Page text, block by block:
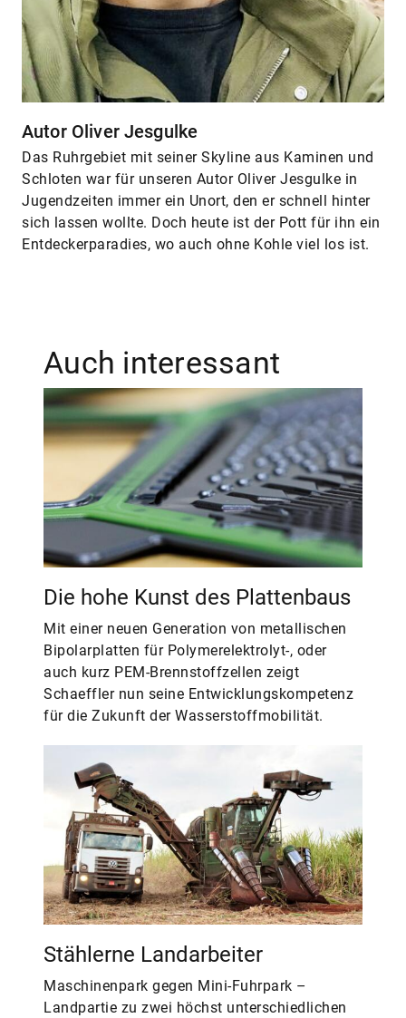
Autor Oliver Jesgulke
Das Ruhrgebiet mit seiner Skyline aus Kaminen und
Schloten war für unseren Autor Oliver Jesgulke in
Jugendzeiten immer ein Unort, den er schnell hinter
sich lassen wollte. Doch heute ist der Pott für ihn ein
Entdeckerparadies, wo auch ohne Kohle viel los ist.
Auch interessant
Die hohe Kunst des Plattenbaus
Mit einer neuen Generation von metallischen
Bipolarplatten für Polymerelektrolyt-, oder
auch kurz PEM-Brennstoffzellen zeigt
Schaeffler nun seine Entwicklungskompetenz
für die Zukunft der Wasserstoffmobilität.
Stählerne Landarbeiter
Maschinenpark gegen Mini-Fuhrpark –
Landpartie zu zwei höchst unterschiedlichen